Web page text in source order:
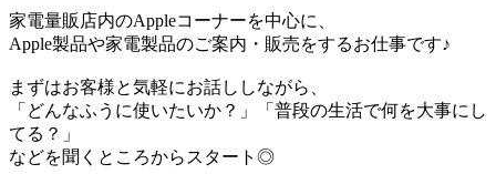
家電量販店内のAppleコーナーを中心に、
Apple製品や家電製品のご案内・販売をするお仕事です♪
まずはお客様と気軽にお話ししながら、
「どんなふうに使いたいか？」「普段の生活で何を大事にし
てる？」
などを聞くところからスタート◎